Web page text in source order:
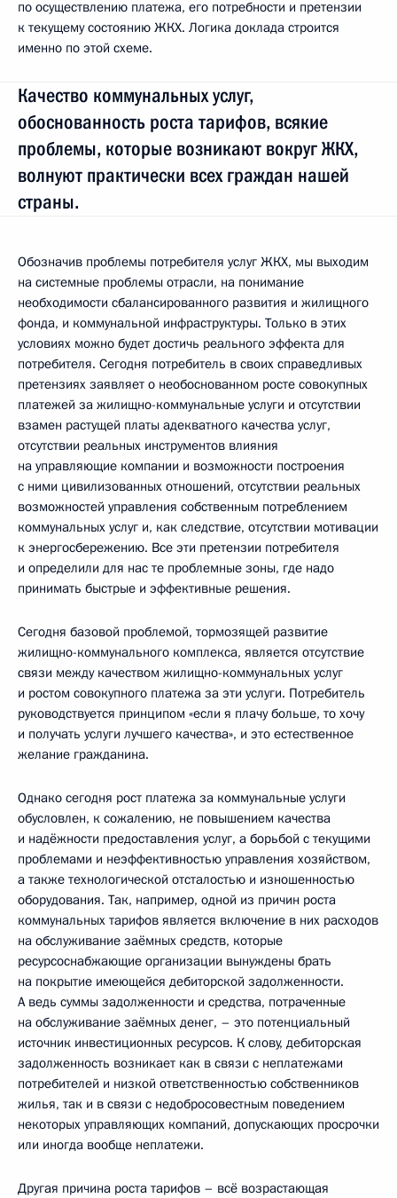
по осуществлению платежа, его потребности и претензии
к текущему состоянию ЖКХ. Логика доклада строится
именно по этой схеме.
Качество коммунальных услуг,
обоснованность роста тарифов, всякие
проблемы, которые возникают вокруг ЖКХ,
волнуют практически всех граждан нашей
страны.
Обозначив проблемы потребителя услуг ЖКХ, мы выходим
на системные проблемы отрасли, на понимание
необходимости сбалансированного развития и жилищного
фонда, и коммунальной инфраструктуры. Только в этих
условиях можно будет достичь реального эффекта для
потребителя. Сегодня потребитель в своих справедливых
претензиях заявляет о необоснованном росте совокупных
платежей за жилищно-коммунальные услуги и отсутствии
взамен растущей платы адекватного качества услуг,
отсутствии реальных инструментов влияния
на управляющие компании и возможности построения
с ними цивилизованных отношений, отсутствии реальных
возможностей управления собственным потреблением
коммунальных услуг и, как следствие, отсутствии мотивации
к энергосбережению. Все эти претензии потребителя
и определили для нас те проблемные зоны, где надо
принимать быстрые и эффективные решения.
Сегодня базовой проблемой, тормозящей развитие
жилищно-коммунального комплекса, является отсутствие
связи между качеством жилищно-коммунальных услуг
и ростом совокупного платежа за эти услуги. Потребитель
руководствуется принципом «если я плачу больше, то хочу
и получать услуги лучшего качества», и это естественное
желание гражданина.
Однако сегодня рост платежа за коммунальные услуги
обусловлен, к сожалению, не повышением качества
и надёжности предоставления услуг, а борьбой с текущими
проблемами и неэффективностью управления хозяйством,
а также технологической отсталостью и изношенностью
оборудования. Так, например, одной из причин роста
коммунальных тарифов является включение в них расходов
на обслуживание заёмных средств, которые
ресурсоснабжающие организации вынуждены брать
на покрытие имеющейся дебиторской задолженности.
А ведь суммы задолженности и средства, потраченные
на обслуживание заёмных денег, – это потенциальный
источник инвестиционных ресурсов. К слову, дебиторская
задолженность возникает как в связи с неплатежами
потребителей и низкой ответственностью собственников
жилья, так и в связи с недобросовестным поведением
некоторых управляющих компаний, допускающих просрочки
или иногда вообще неплатежи.
Другая причина роста тарифов – всё возрастающая